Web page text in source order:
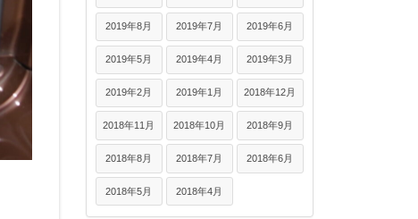
2019年8月 2019年7月 2019年6月
2019年5月 2019年4月 2019年3月
2019年2月 2019年1月 2018年12月
2018年11月 2018年10月 2018年9月
2018年8月 2018年7月 2018年6月
2018年5月 2018年4月